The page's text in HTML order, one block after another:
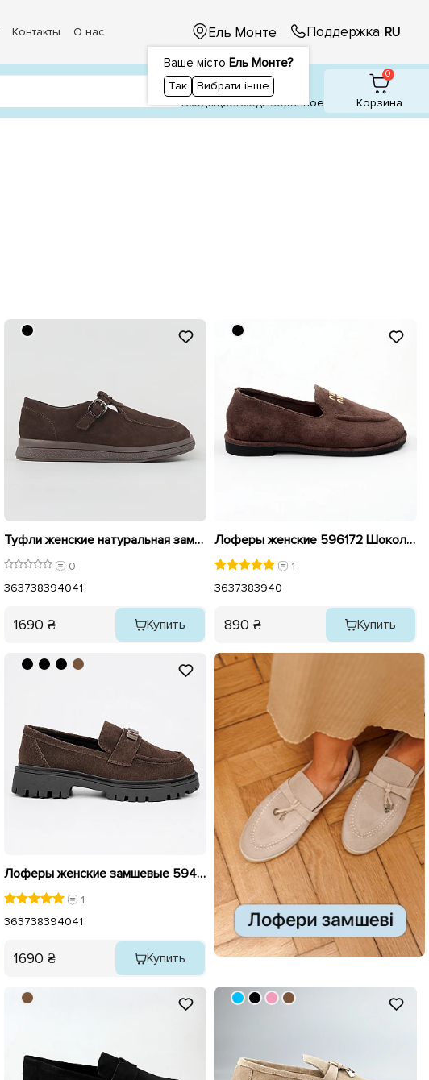
Контакты О нас Ель Монте
Ваше місто Ель Монте?
Так Вибрати інше
Поддержка RU
1
ВходящиеВходИзбранное
0
Корзина
Туфли женские натуральная замша 596141 Коричневый
0
363738394041
1690 ₴ Купить
Лоферы женские 596172 Шоколад
1
3637383940
890 ₴ Купить
Лоферы женские замшевые 594056 Коричневые
1
363738394041
1690 ₴ Купить